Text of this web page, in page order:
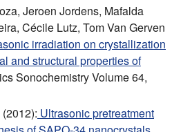
Jeroen Jordens, Mafalda
Cécile Lutz, Tom Van Gerven
irradiation on crystallization
and structural properties of
Sonochemistry Volume 64,
Ultrasonic pretreatment